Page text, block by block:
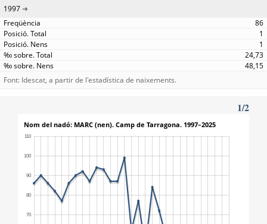
1997
86
1
1
24,73
48,15
Font: Idescat, a partir de l'estadística de naixements.